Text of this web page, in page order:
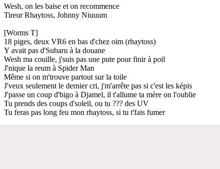
Wesh, on les baise et on recommence
Tireur Rhaytoss, Johnny Niuuum
[Worms T]
18 piges, deux VR6 en bas d'chez oim (rhaytoss)
Y avait pas d'Subaru à la douane
Wesh ma couille, j'suis pas une pute pour finir à poil
J'nique la reum à Spider Man
Même si on m'trouve partout sur la toile
J'veux seulement le dernier cri, j'm'arrête pas si c'est les képis
J'passe un coup d'bigo à Djamel, il t'allume ta mère on l'oublie
Tu prends des coups d'soleil, ou tu ??? des UV
Tu feras pas long feu mon rhaytoss, si tu t'fais fumer